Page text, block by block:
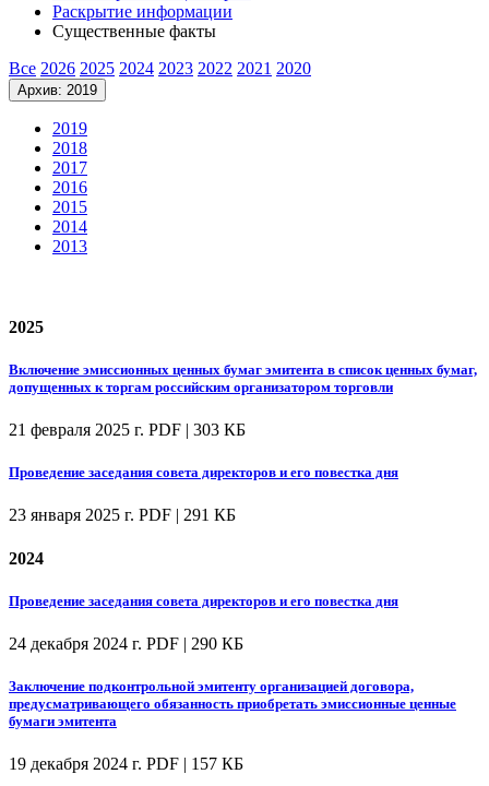
Раскрытие информации
Существенные факты
Все 2026 2025 2024 2023 2022 2021 2020
Архив: 2019
2019
2018
2017
2016
2015
2014
2013
2025
Включение эмиссионных ценных бумаг эмитента в список ценных бумаг,
допущенных к торгам российским организатором торговли
21 февраля 2025 г. PDF | 303 КБ
Проведение заседания совета директоров и его повестка дня
23 января 2025 г. PDF | 291 КБ
2024
Проведение заседания совета директоров и его повестка дня
24 декабря 2024 г. PDF | 290 КБ
Заключение подконтрольной эмитенту организацией договора,
предусматривающего обязанность приобретать эмиссионные ценные
бумаги эмитента
19 декабря 2024 г. PDF | 157 КБ